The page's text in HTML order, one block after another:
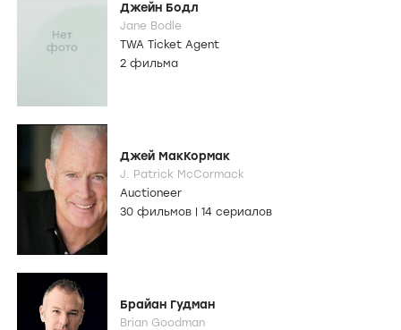
Джейн Бодл
Jane Bodle
TWA Ticket Agent
2 фильма
Джей МакКормак
J. Patrick McCormack
Auctioneer
30 фильмов
14 сериалов
Брайан Гудман
Brian Goodman